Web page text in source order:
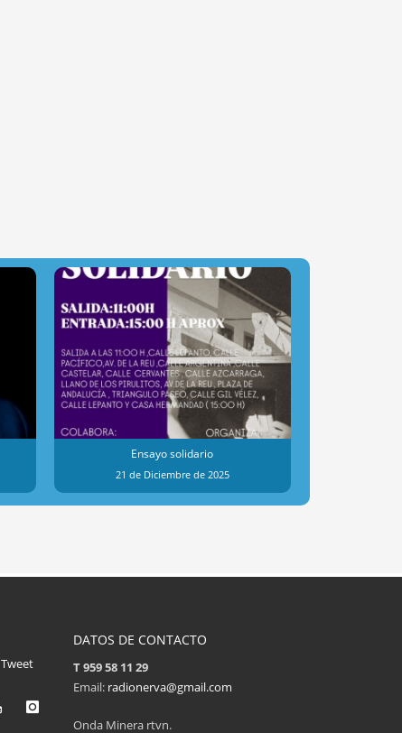
Ensayo solidario
21 de Diciembre de 2025
Tweet
DATOS DE CONTACTO
T 959 58 11 29
Email: radionerva@gmail.com
Onda Minera rtvn.